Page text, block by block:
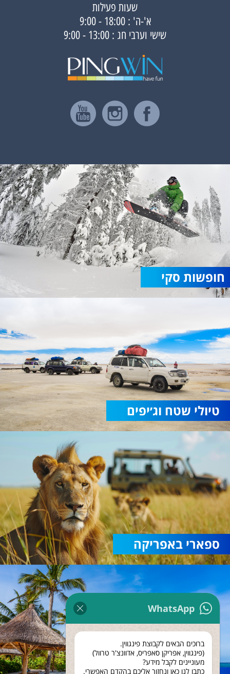
WhatsApp
ברוכים הבאים לקבוצת פינגווין.
(פינגווין, אפריקן סאפריס, אדוונצ'ר טרוול)
מעוניינים לקבל מידע?
כתבו לנו כאן ונחזור אליכם בהקדם האפשרי.
שעות פעילות
א'-ה' : 18:00 - 9:00
שישי וערבי חג : 13:00 - 9:00
חופשות סקי
טיולי שטח וג׳יפים
ספארי באפריקה